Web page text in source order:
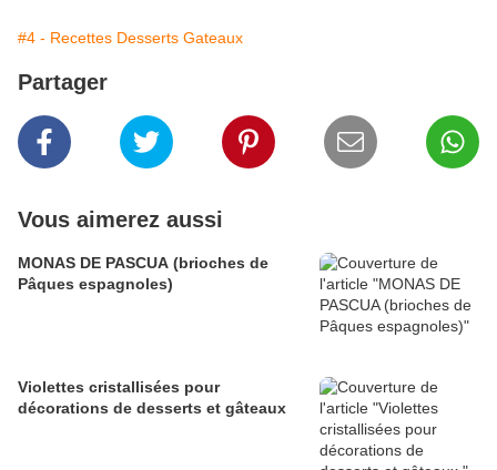
#4 - Recettes Desserts Gateaux
Partager
Vous aimerez aussi
MONAS DE PASCUA (brioches de
Pâques espagnoles)
Violettes cristallisées pour
décorations de desserts et gâteaux